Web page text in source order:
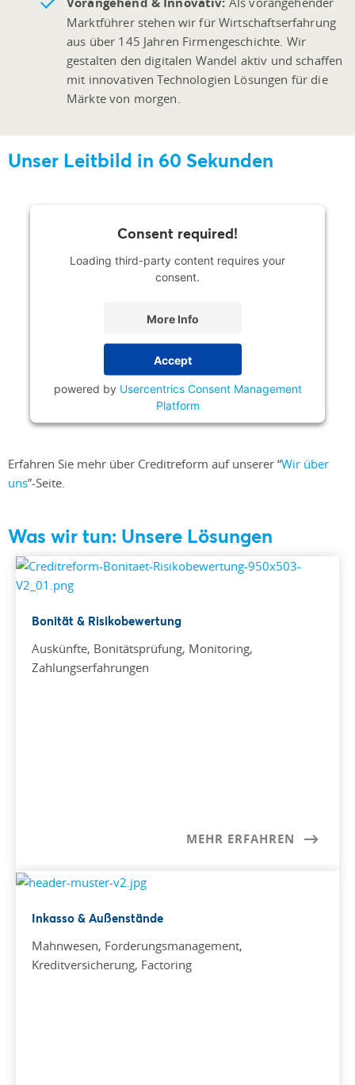
Marktführer stehen wir für Wirtschaftserfahrung
aus über 145 Jahren Firmengeschichte. Wir
gestalten den digitalen Wandel aktiv und schaffen
mit innovativen Technologien Lösungen für die
Märkte von morgen.
Unser Leitbild in 60 Sekunden
Consent required!
Loading third-party content requires your
consent.
More Info
Accept
powered by Usercentrics Consent Management
Platform
Erfahren Sie mehr über Creditreform auf unserer “Wir über
uns”-Seite.
Was wir tun: Unsere Lösungen
Bonität & Risikobewertung
Auskünfte, Bonitätsprüfung, Monitoring,
Zahlungserfahrungen
MEHR ERFAHREN
Inkasso & Außenstände
Mahnwesen, Forderungsmanagement,
Kreditversicherung, Factoring